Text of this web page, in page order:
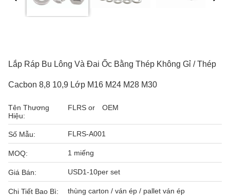
Lắp Ráp Bu Lông Và Đai Ốc Bằng Thép Không Gỉ / Thép
Cacbon 8,8 10,9 Lớp M16 M24 M28 M30
Tên Thương
Hiệu:
FLRS or OEM
Số Mẫu: FLRS-A001
MOQ: 1 miếng
Giá Bán: USD1-10per set
Chi Tiết Bao Bì: thùng carton / ván ép / pallet ván ép